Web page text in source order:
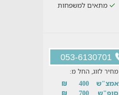
מתאים למשפחות
053-6130701
מחיר לזוג, החל מ:
אמצ"ש 400
₪
סופ"ש
700
₪